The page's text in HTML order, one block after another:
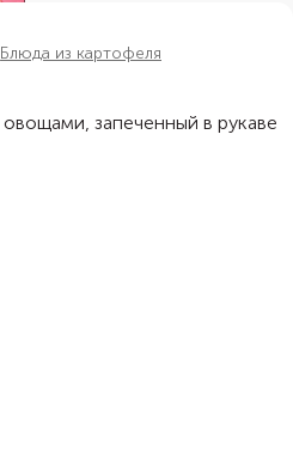
Блюда из картофеля